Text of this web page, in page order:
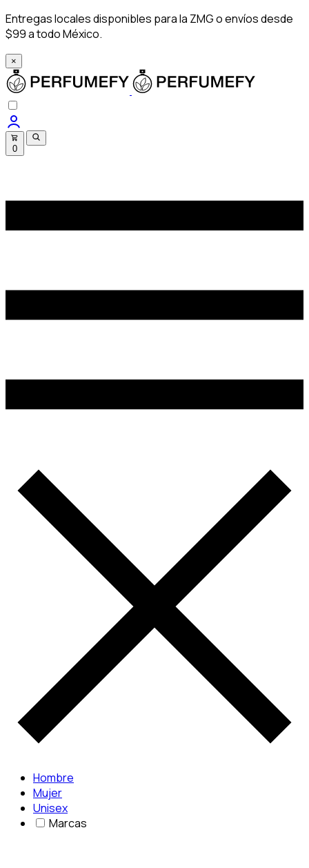
Entregas locales disponibles para la ZMG o envíos desde
$99 a todo México.
×
0
Hombre
Mujer
Unisex
Marcas